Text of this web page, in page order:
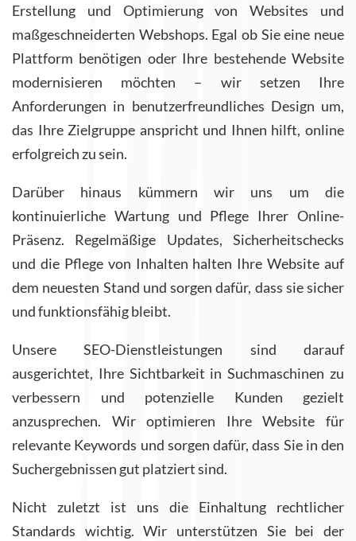
Erstellung und Optimierung von Websites und
maßgeschneiderten Webshops. Egal ob Sie eine neue
Plattform benötigen oder Ihre bestehende Website
modernisieren möchten – wir setzen Ihre
Anforderungen in benutzerfreundliches Design um,
das Ihre Zielgruppe anspricht und Ihnen hilft, online
erfolgreich zu sein.
Darüber hinaus kümmern wir uns um die
kontinuierliche Wartung und Pflege Ihrer Online-
Präsenz. Regelmäßige Updates, Sicherheitschecks
und die Pflege von Inhalten halten Ihre Website auf
dem neuesten Stand und sorgen dafür, dass sie sicher
und funktionsfähig bleibt.
Unsere SEO-Dienstleistungen sind darauf
ausgerichtet, Ihre Sichtbarkeit in Suchmaschinen zu
verbessern und potenzielle Kunden gezielt
anzusprechen. Wir optimieren Ihre Website für
relevante Keywords und sorgen dafür, dass Sie in den
Suchergebnissen gut platziert sind.
Nicht zuletzt ist uns die Einhaltung rechtlicher
Standards wichtig. Wir unterstützen Sie bei der